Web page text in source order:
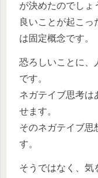
が決めたのでしょ
良いことが起こっ
は固定概念です。
恐ろしいことに、
です。
ネガテイブ思考は
せます。
そのネガテイブ思
す。
そうではなく、気